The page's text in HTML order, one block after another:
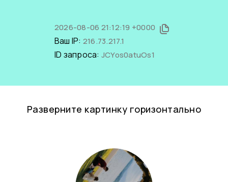
2026-08-06 21:12:19 +0000
Ваш IP: 216.73.217.1
ID запроса: JCYos0atuOs1
Разверните картинку горизонтально